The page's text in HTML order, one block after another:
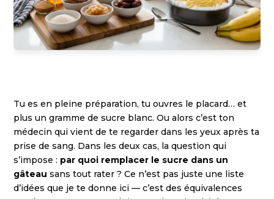
Tu es en pleine préparation, tu ouvres le placard… et
plus un gramme de sucre blanc. Ou alors c’est ton
médecin qui vient de te regarder dans les yeux après ta
prise de sang. Dans les deux cas, la question qui
s’impose : par quoi remplacer le sucre dans un
gâteau sans tout rater ? Ce n’est pas juste une liste
d’idées que je te donne ici — c’est des équivalences